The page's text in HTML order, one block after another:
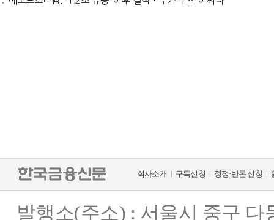
회사소개 구독신청 정정·반론 신청
발행소(주소) : 서울시 중구